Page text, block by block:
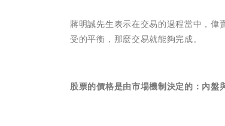
蔣明誠先生表示在交易的過程當中，
受的平衡，那麼交易就能夠完成。
股票的價格是由市場機制決定的：內盤